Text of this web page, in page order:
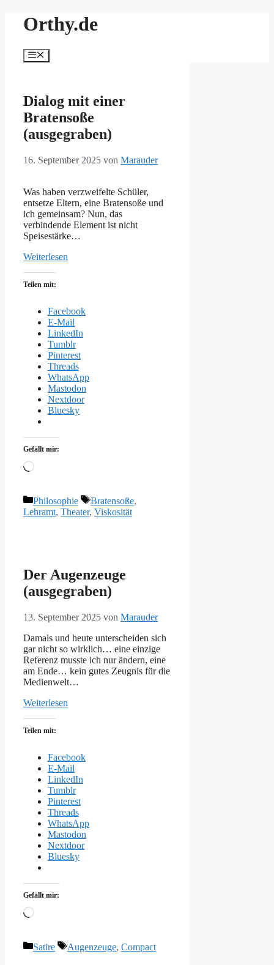
InhaltOrthy.de
Menü
Dialog mit einer
Bratensoße
(ausgegraben)
16. September 2025 von Marauder
Was haben verzweifelte Schüler,
entsetze Eltern, eine Bratensoße und
ich gemeinsam? Nun, das
verbindende Element ist nicht
Speisestärke…
Weiterlesen
Teilen mit:
Facebook
E-Mail
LinkedIn
Tumblr
Pinterest
Threads
WhatsApp
Mastodon
Nextdoor
Bluesky
Gefällt mir:
Wird
Kategorien
Philosophie Schlagwörter
Bratensoße,
Lehramt, Theater, Viskosität
Der Augenzeuge
(ausgegraben)
13. September 2025 von Marauder
Damals und heute unterscheiden sich
gar nicht so wirklich… eine einzige
Referenz musste ich nur ändern, eine
am Ende… kein gutes Zeugnis für die
Medienwelt…
Weiterlesen
Teilen mit:
Facebook
E-Mail
LinkedIn
Tumblr
Pinterest
Threads
WhatsApp
Mastodon
Nextdoor
Bluesky
Gefällt mir:
Wird
Kategorien
Satire Schlagwörter
Augenzeuge, Compact